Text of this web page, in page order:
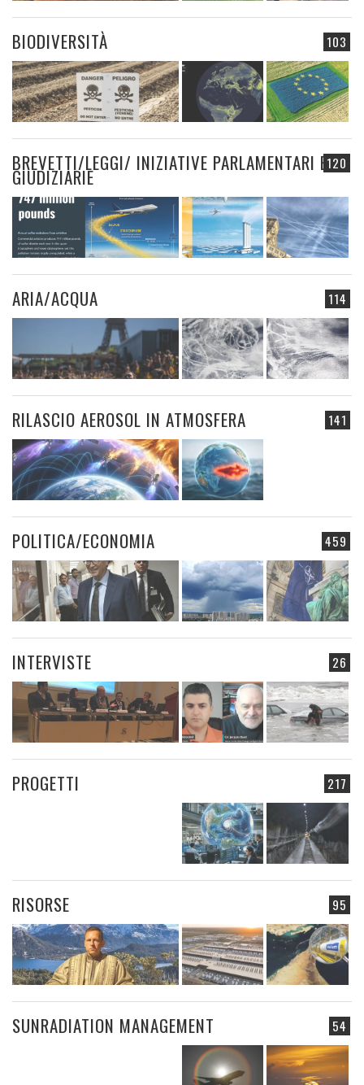
103
BIODIVERSITÀ
120
BREVETTI/LEGGI/ INIZIATIVE PARLAMENTARI E
GIUDIZIARIE
114
ARIA/ACQUA
141
RILASCIO AEROSOL IN ATMOSFERA
459
POLITICA/ECONOMIA
26
INTERVISTE
217
PROGETTI
95
RISORSE
54
SUNRADIATION MANAGEMENT